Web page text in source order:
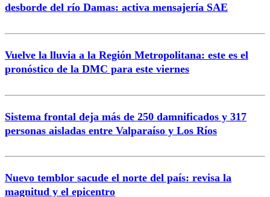
desborde del río Damas: activa mensajería SAE
Vuelve la lluvia a la Región Metropolitana: este es el
pronóstico de la DMC para este viernes
Sistema frontal deja más de 250 damnificados y 317
personas aisladas entre Valparaíso y Los Ríos
Nuevo temblor sacude el norte del país: revisa la
magnitud y el epicentro